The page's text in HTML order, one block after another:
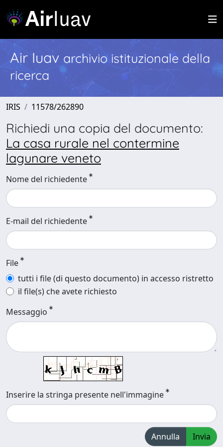
Air Iuav archivio istituzionale della
ricerca
IRIS 11578/262890
Richiedi una copia del documento:
La casa rurale nel contermine
lagunare veneto
Nome del richiedente
E-mail del richiedente
File
tutti i file (di questo documento) in accesso ristretto
il file(s) che avete richiesto
Messaggio
Inserire la stringa presente nell'immagine
Annulla Invia